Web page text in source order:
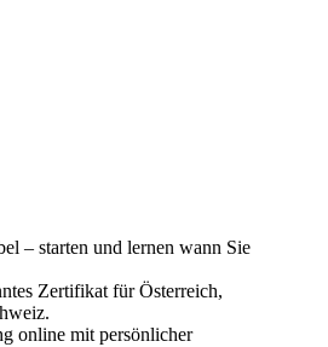
– starten und lernen wann Sie
Zertifikat für Österreich,
online mit persönlicher